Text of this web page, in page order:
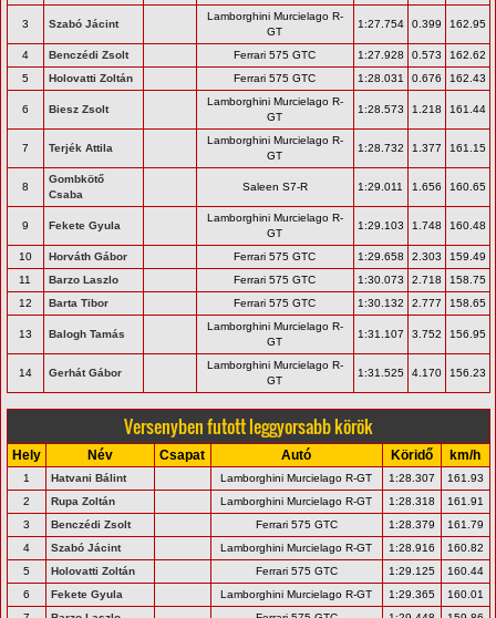
3 Szabó Jácint
Lamborghini Murcielago R-
GT
1:27.754 0.399 162.95
4 Benczédi Zsolt Ferrari 575 GTC 1:27.928 0.573
162.62
5
Holovatti Zoltán Ferrari 575 GTC 1:28.031 0.676 162.43
6 Biesz Zsolt
Lamborghini Murcielago R-
GT
1:28.573 1.218 161.44
7 Terjék Attila
Lamborghini Murcielago R-
GT
1:28.732 1.377 161.15
8
Gombkötő
Csaba
Saleen S7-R 1:29.011 1.656 160.65
9 Fekete Gyula
Lamborghini Murcielago R-
GT
1:29.103 1.748 160.48
10 Horváth Gábor Ferrari 575 GTC 1:29.658 2.303
159.49
11
Barzo Laszlo Ferrari 575 GTC 1:30.073 2.718
158.75
12
Barta Tibor Ferrari 575 GTC 1:30.132 2.777 158.65
13 Balogh Tamás
Lamborghini Murcielago R-
GT
1:31.107 3.752 156.95
14 Gerhát Gábor
Lamborghini Murcielago R-
GT
1:31.525 4.170 156.23
Versenyben futott leggyorsabb körök
Hely Név Csapat Autó Köridő km/h
1 Hatvani Bálint Lamborghini Murcielago R-GT 1:28.307
161.93
2
Rupa Zoltán Lamborghini Murcielago R-GT 1:28.318
161.91
3
Benczédi Zsolt Ferrari 575 GTC 1:28.379
161.79
4
Szabó Jácint Lamborghini Murcielago R-GT 1:28.916
160.82
5
Holovatti Zoltán Ferrari 575 GTC 1:29.125
160.44
6
Fekete Gyula Lamborghini Murcielago R-GT 1:29.365
160.01